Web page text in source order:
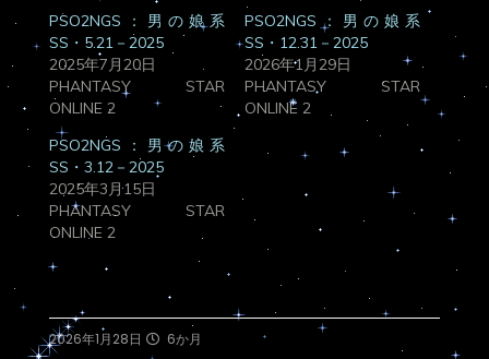
PSO2NGS：男の娘系
SS・5.21－2025
2025年7月20日
PHANTASY STAR
ONLINE 2
PSO2NGS：男の娘系
SS・12.31－2025
2026年1月29日
PHANTASY STAR
ONLINE 2
PSO2NGS：男の娘系
SS・3.12－2025
2025年3月15日
PHANTASY STAR
ONLINE 2
2026年1月28日
6か月